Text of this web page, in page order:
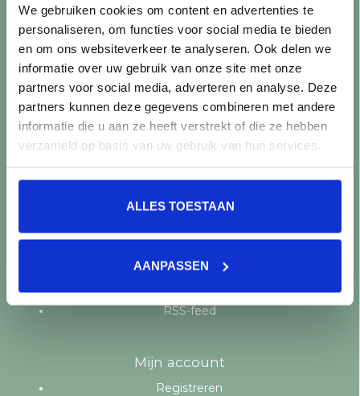
We gebruiken cookies om content en advertenties te
personaliseren, om functies voor social media te bieden
en om ons websiteverkeer te analyseren. Ook delen we
informatie over uw gebruik van onze site met onze
partners voor social media, adverteren en analyse. Deze
partners kunnen deze gegevens combineren met andere
informatie die u aan ze heeft verstrekt of die ze hebben
verzameld op basis van uw gebruik van hun services.
ALLES TOESTAAN
AANPASSEN
Mix & Match
Klantenservice
Veelgestelde vragen
Over TegelStore.nl
Contact
Algemene voorwaarden
Privacy Policy
Producten
Alle producten
Nieuwe producten
Merken
Tags
RSS-feed
Mijn account
Registreren